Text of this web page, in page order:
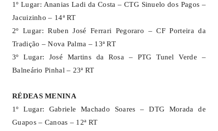
1º Lugar: Ananias Ladi da Costa – CTG Sinuelo dos Pagos –
Jacuizinho – 14ª RT
2º Lugar: Ruben José Ferrari Pegoraro – CF Porteira da
Tradição – Nova Palma – 13ª RT
3º Lugar: José Martins da Rosa – PTG Tunel Verde –
Balneário Pinhal – 23ª RT
RÉDEAS MENINA
1º Lugar: Gabriele Machado Soares – DTG Morada de
Guapos – Canoas – 12ª RT